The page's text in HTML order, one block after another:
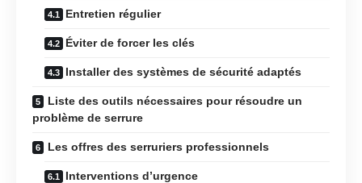
Entretien régulier
Éviter de forcer les clés
Installer des systèmes de sécurité adaptés
Liste des outils nécessaires pour résoudre un
problème de serrure
Les offres des serruriers professionnels
Interventions d’urgence